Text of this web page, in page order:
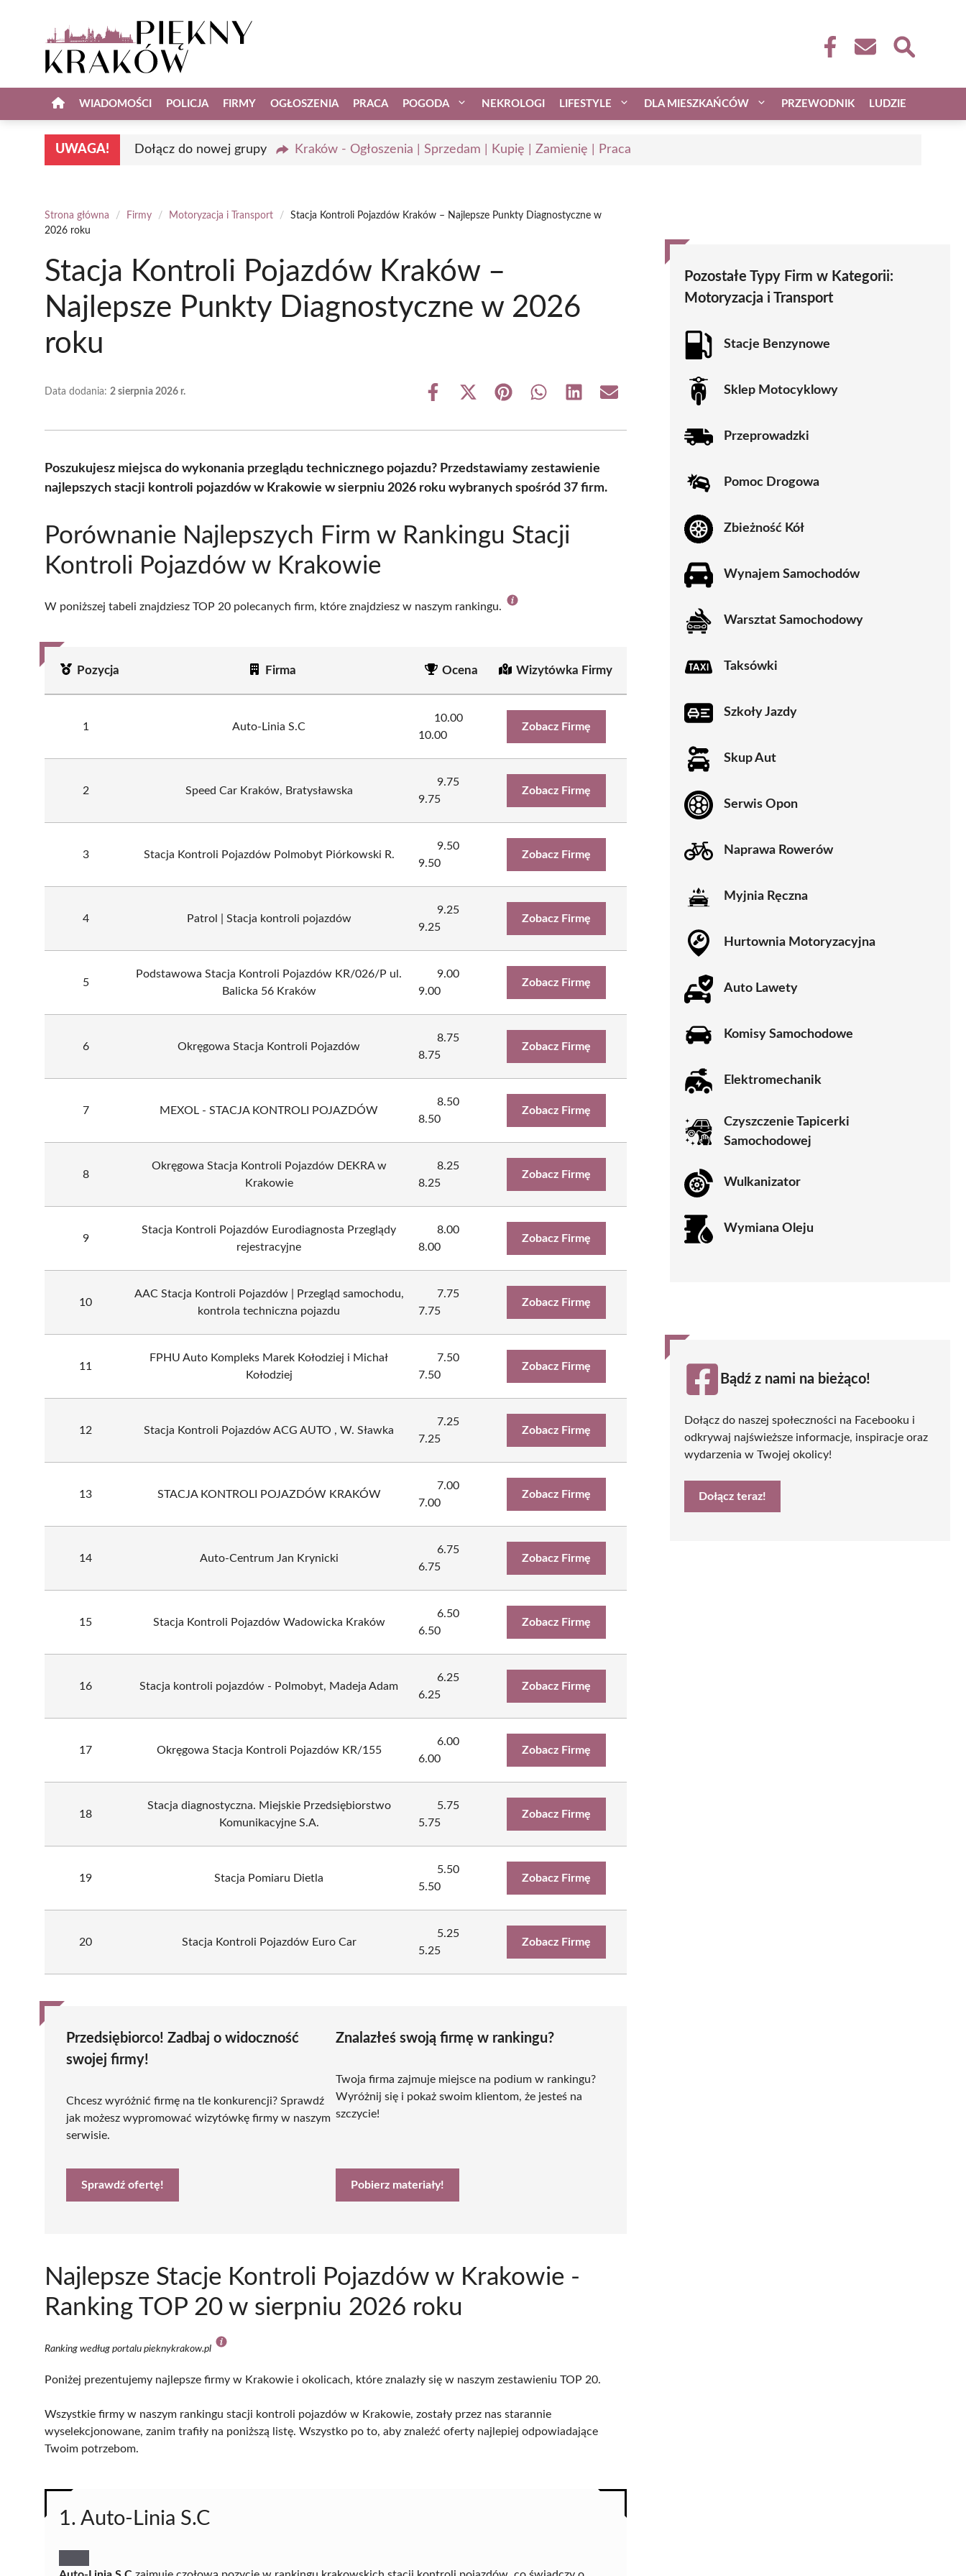
WIADOMOŚCI POLICJA FIRMY OGŁOSZENIA PRACA POGODA NEKROLOGI LIFESTYLE DLA MIESZKAŃCÓW PRZEWODNIK LUDZIE
UWAGA! Dołącz do nowej grupy Kraków - Ogłoszenia | Sprzedam | Kupię | Zamienię | Praca
Strona główna / Firmy / Motoryzacja i Transport /
Stacja Kontroli Pojazdów Kraków – Najlepsze Punkty Diagnostyczne w
2026 roku
Stacja Kontroli Pojazdów Kraków –
Najlepsze Punkty Diagnostyczne w 2026
roku
Data dodania: 2 sierpnia 2026 r.
Share
Share
(Twitter)
Share Share Share Share
Poszukujesz miejsca do wykonania przeglądu technicznego pojazdu? Przedstawiamy zestawienie
najlepszych stacji kontroli pojazdów w Krakowie w sierpniu 2026 roku wybranych spośród 37 firm.
Porównanie Najlepszych Firm w Rankingu Stacji
Kontroli Pojazdów w Krakowie
W poniższej tabeli znajdziesz TOP 20 polecanych firm, które znajdziesz w naszym rankingu.
Pozycja Firma Ocena Wizytówka Firmy
1 Auto-Linia S.C
10.00
10.00
Zobacz Firmę
2 Speed Car Kraków, Bratysławska
9.75
9.75
Zobacz Firmę
3 Stacja Kontroli Pojazdów Polmobyt Piórkowski R.
9.50
9.50
Zobacz Firmę
4 Patrol | Stacja kontroli pojazdów
9.25
9.25
Zobacz Firmę
5
Podstawowa Stacja Kontroli Pojazdów KR/026/P ul.
Balicka 56 Kraków
9.00
9.00
Zobacz Firmę
6 Okręgowa Stacja Kontroli Pojazdów
8.75
8.75
Zobacz Firmę
7 MEXOL - STACJA KONTROLI POJAZDÓW
8.50
8.50
Zobacz Firmę
8
Okręgowa Stacja Kontroli Pojazdów DEKRA w
Krakowie
8.25
8.25
Zobacz Firmę
9
Stacja Kontroli Pojazdów Eurodiagnosta Przeglądy
rejestracyjne
8.00
8.00
Zobacz Firmę
10
AAC Stacja Kontroli Pojazdów | Przegląd samochodu,
kontrola techniczna pojazdu
7.75
7.75
Zobacz Firmę
11
FPHU Auto Kompleks Marek Kołodziej i Michał
Kołodziej
7.50
7.50
Zobacz Firmę
12 Stacja Kontroli Pojazdów ACG AUTO , W. Sławka
7.25
7.25
Zobacz Firmę
13 STACJA KONTROLI POJAZDÓW KRAKÓW
7.00
7.00
Zobacz Firmę
14 Auto-Centrum Jan Krynicki
6.75
6.75
Zobacz Firmę
15 Stacja Kontroli Pojazdów Wadowicka Kraków
6.50
6.50
Zobacz Firmę
16 Stacja kontroli pojazdów - Polmobyt, Madeja Adam
6.25
6.25
Zobacz Firmę
17 Okręgowa Stacja Kontroli Pojazdów KR/155
6.00
6.00
Zobacz Firmę
18
Stacja diagnostyczna. Miejskie Przedsiębiorstwo
Komunikacyjne S.A.
5.75
5.75
Zobacz Firmę
19 Stacja Pomiaru Dietla
5.50
5.50
Zobacz Firmę
20 Stacja Kontroli Pojazdów Euro Car
5.25
5.25
Zobacz Firmę
Przedsiębiorco! Zadbaj o widoczność
swojej firmy!
Chcesz wyróżnić firmę na tle konkurencji? Sprawdź
jak możesz wypromować wizytówkę firmy w naszym
serwisie.
Sprawdź ofertę!
Znalazłeś swoją firmę w rankingu?
Twoja firma zajmuje miejsce na podium w rankingu?
Wyróżnij się i pokaż swoim klientom, że jesteś na
szczycie!
Pobierz materiały!
Najlepsze Stacje Kontroli Pojazdów w Krakowie -
Ranking TOP 20 w sierpniu 2026 roku
Ranking według portalu pieknykrakow.pl
Poniżej prezentujemy najlepsze firmy w Krakowie i okolicach, które znalazły się w naszym zestawieniu TOP 20.
Wszystkie firmy w naszym rankingu stacji kontroli pojazdów w Krakowie, zostały przez nas starannie
wyselekcjonowane, zanim trafiły na poniższą listę. Wszystko po to, aby znaleźć oferty najlepiej odpowiadające
Twoim potrzebom.
1. Auto-Linia S.C
Pozostałe Typy Firm w Kategorii:
Motoryzacja i Transport
Stacje Benzynowe
Sklep Motocyklowy
Przeprowadzki
Pomoc Drogowa
Zbieżność Kół
Wynajem Samochodów
Warsztat Samochodowy
Taksówki
Szkoły Jazdy
Skup Aut
Serwis Opon
Naprawa Rowerów
Myjnia Ręczna
Hurtownia Motoryzacyjna
Auto Lawety
Komisy Samochodowe
Elektromechanik
Czyszczenie Tapicerki
Samochodowej
Wulkanizator
Wymiana Oleju
Bądź z nami na bieżąco!
Dołącz do naszej społeczności na Facebooku i
odkrywaj najświeższe informacje, inspiracje oraz
wydarzenia w Twojej okolicy!
Dołącz teraz!